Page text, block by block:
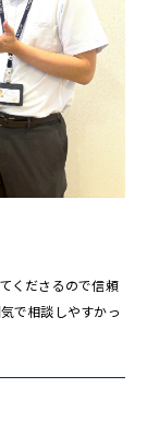
くださるので信頼
で相談しやすかっ